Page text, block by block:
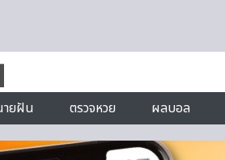
ายฝัน ตรวจหวย ผลบอล